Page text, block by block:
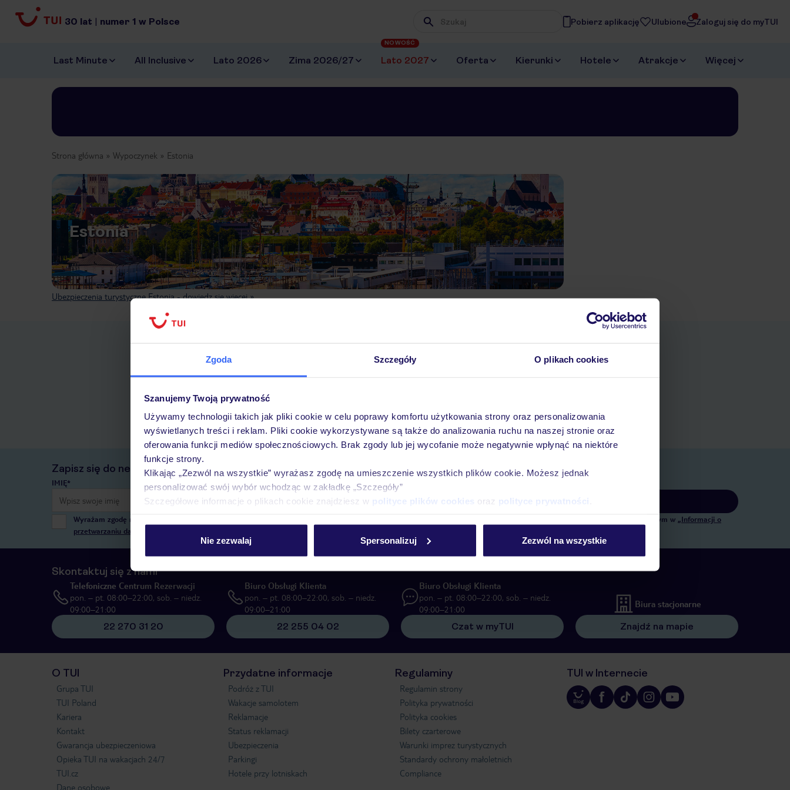
Zgoda Szczegóły O plikach cookies
Szanujemy Twoją prywatność
Używamy technologii takich jak pliki cookie w celu poprawy komfortu użytkowania strony oraz personalizowania
wyświetlanych treści i reklam. Pliki cookie wykorzystywane są także do analizowania ruchu na naszej stronie oraz
oferowania funkcji mediów społecznościowych. Brak zgody lub jej wycofanie może negatywnie wpłynąć na niektóre
funkcje strony.
Klikając „Zezwól na wszystkie” wyrażasz zgodę na umieszczenie wszystkich plików cookie. Możesz jednak
personalizować swój wybór wchodząc w zakładkę „Szczegóły”
Szczegółowe informacje o plikach cookie znajdziesz w polityce plików cookies oraz polityce prywatności
Nie zezwalaj Spersonalizuj Zezwól na wszystkie
30 lat | numer 1 w Polsce Wpisz frazę, której szukasz
Pobierz aplikację Ulubione Zaloguj się do myTUI
Last Minute All Inclusive Lato 2026 Zima 2026/27 Lato 2027
NOWOŚĆ
Oferta Kierunki Hotele Atrakcje Więcej
Strona główna Wypoczynek Estonia
Estonia
Ubezpieczenia turystyczne Estonia - dowiedz się więcej »
Szybkie wyszukiwanie i przeglądanie ofert
Zapisz się do newslettera
IMIĘ* E-MAIL*
Wyrażam zgodę na przetwarzanie danych osobowych przez TUI Poland Sp. z o.o. i TUI Poland Dystrybucja Sp. z o.o. w celach marketingowych, w zakresie oraz celu wskazanym w „Informacji o
przetwarzaniu danych osobowych”
Skontaktuj się z nami
Telefoniczne Centrum Rezerwacji
pon. – pt. 08:00–22:00, sob. – niedz.
09:00–21:00
22 270 31 20
Biuro Obsługi Klienta
pon. – pt. 08:00–22:00, sob. – niedz.
09:00–21:00
22 255 04 02
Biuro Obsługi Klienta
pon. – pt. 08:00–22:00, sob. – niedz.
09:00–21:00
Czat w myTUI
Biura stacjonarne
Znajdź na mapie
O TUI
Grupa TUI
TUI Poland
Kariera
Kontakt
Gwarancja ubezpieczeniowa
Opieka TUI na wakacjach 24/7
TUI.cz
Dane osobowe
Przydatne informacje
Podróż z TUI
Wakacje samolotem
Reklamacje
Status reklamacji
Ubezpieczenia
Parkingi
Hotele przy lotniskach
Regulaminy
Regulamin strony
Polityka prywatności
Polityka cookies
Bilety czarterowe
Warunki imprez turystycznych
Standardy ochrony małoletnich
Compliance
TUI w Internecie